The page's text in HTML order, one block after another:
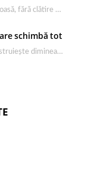
Un leave in sub forma lăptoasă, fără clătire care completează rutina Ultimate Smooth și transformă…
schimbă tot
Eleganța masculină se construiește dimineața, în câteva minute și cu produsele potrivite. O rutină de…